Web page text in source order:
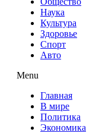
Наука
Культура
Здоровье
Спорт
Авто
Menu
Главная
В мире
Политика
Экономика